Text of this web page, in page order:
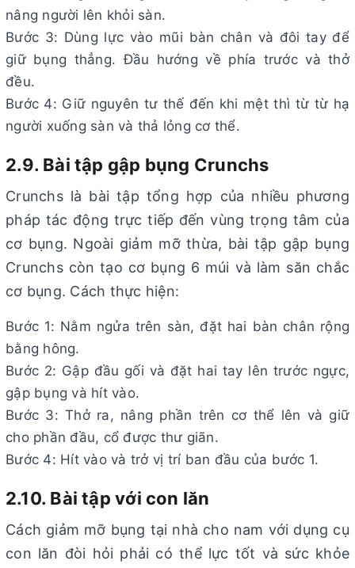
nâng người lên khỏi sàn.
Bước 3: Dùng lực vào mũi bàn chân và đôi tay để
giữ bụng thẳng. Đầu hướng về phía trước và thở
đều.
Bước 4: Giữ nguyên tư thế đến khi mệt thì từ từ hạ
người xuống sàn và thả lỏng cơ thể.
2.9. Bài tập gập bụng Crunchs
Crunchs là bài tập tổng hợp của nhiều phương
pháp tác động trực tiếp đến vùng trọng tâm của
cơ bụng. Ngoài giảm mỡ thừa, bài tập gập bụng
Crunchs còn tạo cơ bụng 6 múi và làm săn chắc
cơ bụng. Cách thực hiện:
Bước 1: Nằm ngửa trên sàn, đặt hai bàn chân rộng
bằng hông.
Bước 2: Gập đầu gối và đặt hai tay lên trước ngực,
gập bụng và hít vào.
Bước 3: Thở ra, nâng phần trên cơ thể lên và giữ
cho phần đầu, cổ được thư giãn.
Bước 4: Hít vào và trở vị trí ban đầu của bước 1.
2.10. Bài tập với con lăn
Cách giảm mỡ bụng tại nhà cho nam với dụng cụ
con lăn đòi hỏi phải có thể lực tốt và sức khỏe